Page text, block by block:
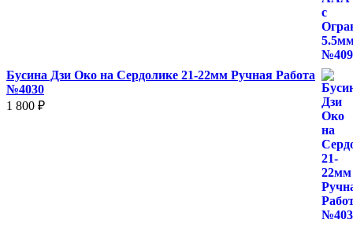
Бусина Дзи Око на Сердолике 21-22мм Ручная Работа
№4030
1 800 ₽